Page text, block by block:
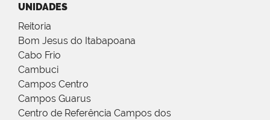
UNIDADES
Reitoria
Bom Jesus do Itabapoana
Cabo Frio
Cambuci
Campos Centro
Campos Guarus
Centro de Referência Campos dos